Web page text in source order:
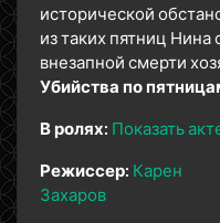
исторической
из таких пятниц Нина
внезапной смерти
Убийства по
В ролях: Показать
Режиссер: Карен
Захаров